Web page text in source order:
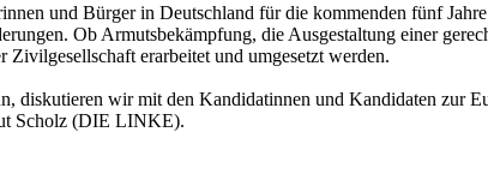
und Bürger in Deutschland für die kommenden fünf
Ob Armutsbekämpfung, die Ausgestaltung einer
erarbeitet und umgesetzt werden.
diskutieren wir mit den Kandidatinnen und Kandidaten
Scholz (DIE LINKE).